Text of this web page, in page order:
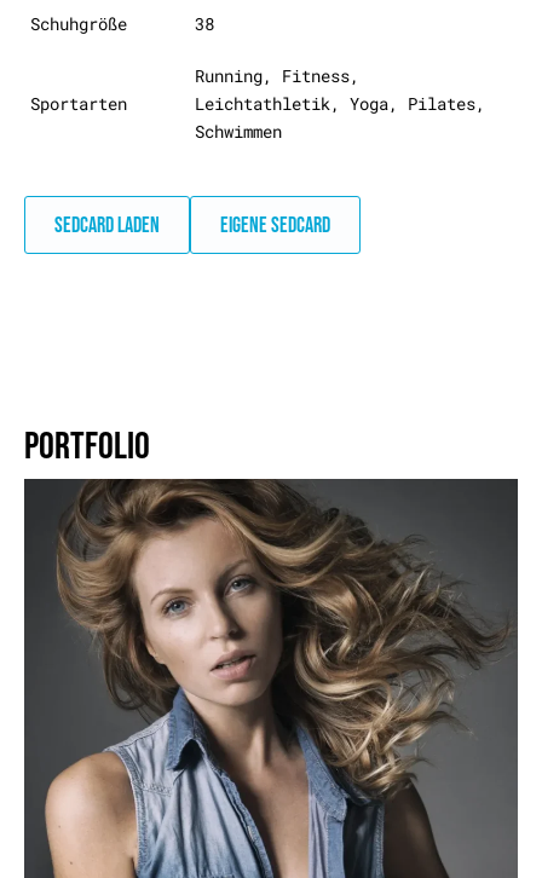
Schuhgröße 38
Sportarten
Running, Fitness,
Leichtathletik, Yoga, Pilates,
Schwimmen
SEDCARD LADEN EIGENE SEDCARD
PORTFOLIO